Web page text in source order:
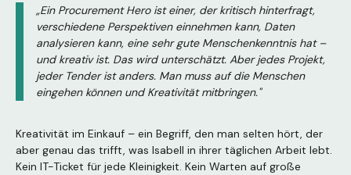
„Ein Procurement Hero ist einer, der kritisch hinterfragt,
verschiedene Perspektiven einnehmen kann, Daten
analysieren kann, eine sehr gute Menschenkenntnis hat –
und kreativ ist. Das wird unterschätzt. Aber jedes Projekt,
jeder Tender ist anders. Man muss auf die Menschen
eingehen können und Kreativität mitbringen."
Kreativität im Einkauf – ein Begriff, den man selten hört, der
aber genau das trifft, was Isabell in ihrer täglichen Arbeit lebt.
Kein IT-Ticket für jede Kleinigkeit. Kein Warten auf große